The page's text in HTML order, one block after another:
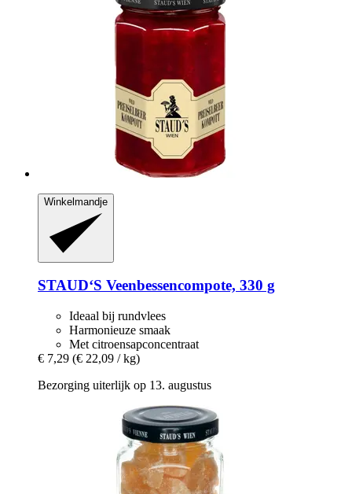
Winkelmandje
STAUD‘S Veenbessencompote, 330 g
Ideaal bij rundvlees
Harmonieuze smaak
Met citroensapconcentraat
€ 7,29 (€ 22,09 / kg)
Bezorging uiterlijk op 13. augustus